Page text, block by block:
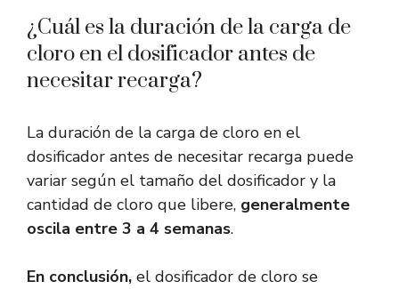
¿Cuál es la duración de la carga de
cloro en el dosificador antes de
necesitar recarga?
La duración de la carga de cloro en el
dosificador antes de necesitar recarga puede
variar según el tamaño del dosificador y la
cantidad de cloro que libere, generalmente
oscila entre 3 a 4 semanas.
En conclusión, el dosificador de cloro se